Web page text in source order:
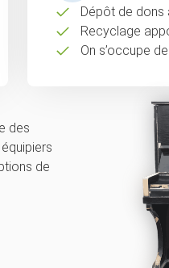
Dépôt de
Recyclage
On s’occupe
des
de